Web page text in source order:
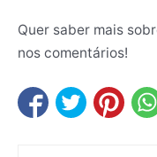
Quer saber mais
nos comentários!